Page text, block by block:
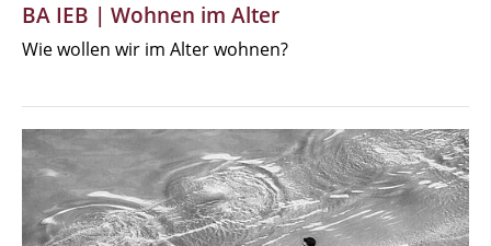
BA IEB | Wohnen im Alter
Wie wollen wir im Alter wohnen?